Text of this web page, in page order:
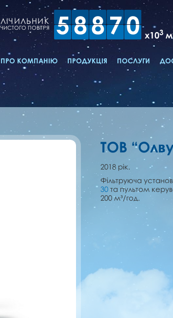
ЛІЧИЛЬНИК
ЧИСТОГО ПОВІТРЯ 58870 x103 м
ПРО КОМПАНІЮ ПРОДУКЦІЯ ПОСЛУГИ
ТОВ
2018 рік.
Фільтруюча
30та пультом
200 м³/год.